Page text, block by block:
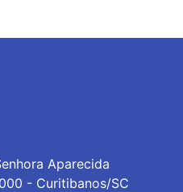
Aparecida
- Curitibanos/SC